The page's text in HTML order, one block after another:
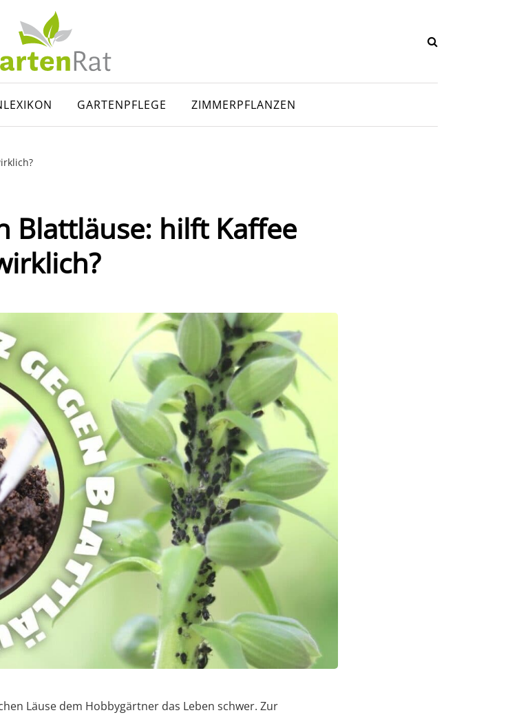
GARTENPFLEGE ZIMMERPFLANZEN
Blattläuse: hilft Kaffee
Läuse dem Hobbygärtner das Leben schwer. Zur